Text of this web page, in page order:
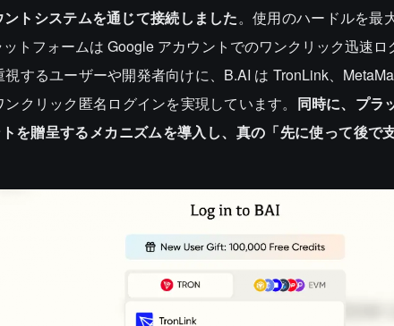
トシステムを通じて接続しました。使用のハードルを最
トフォームは Google アカウントでのワンクリック迅速
するユーザーや開発者向けに、B.AI は TronLink、
クリック匿名ログインを実現しています。 同時に、プラ
を贈呈するメカニズムを導入し、真の「先に使って後で